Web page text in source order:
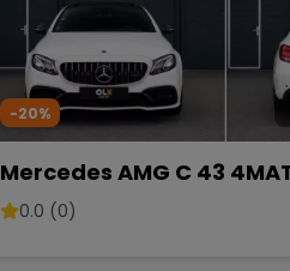
-20%
Mercedes AMG C 43
Sportliche Limousine
0.0 (0)